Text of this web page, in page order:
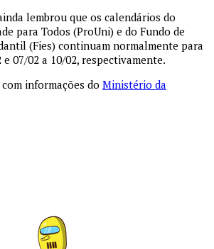
lembrou que os calendários do
para Todos (ProUni) e do Fundo de
(Fies) continuam normalmente para
e 07/02 a 10/02, respectivamente.
informações do Ministério da